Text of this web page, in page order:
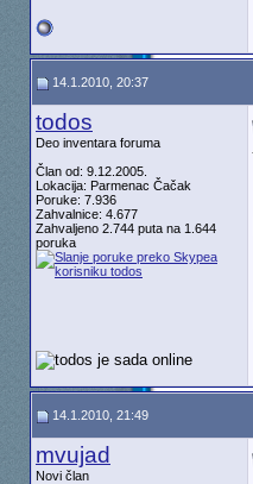
14.1.2010, 20:37
todos
Deo inventara foruma
Član od: 9.12.2005.
Lokacija: Parmenac Čačak
Poruke: 7.936
Zahvalnice: 4.677
Zahvaljeno 2.744 puta na 1.644
poruka
14.1.2010, 21:49
mvujad
Novi član